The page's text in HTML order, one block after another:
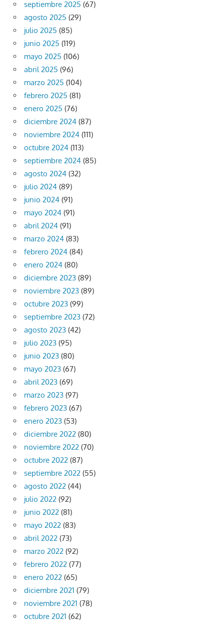
septiembre 2025 (67)
agosto 2025 (29)
julio 2025 (85)
junio 2025 (119)
mayo 2025 (106)
abril 2025 (96)
marzo 2025 (104)
febrero 2025 (81)
enero 2025 (76)
diciembre 2024 (87)
noviembre 2024 (111)
octubre 2024 (113)
septiembre 2024 (85)
agosto 2024 (32)
julio 2024 (89)
junio 2024 (91)
mayo 2024 (91)
abril 2024 (91)
marzo 2024 (83)
febrero 2024 (84)
enero 2024 (80)
diciembre 2023 (89)
noviembre 2023 (89)
octubre 2023 (99)
septiembre 2023 (72)
agosto 2023 (42)
julio 2023 (95)
junio 2023 (80)
mayo 2023 (67)
abril 2023 (69)
marzo 2023 (97)
febrero 2023 (67)
enero 2023 (53)
diciembre 2022 (80)
noviembre 2022 (70)
octubre 2022 (87)
septiembre 2022 (55)
agosto 2022 (44)
julio 2022 (92)
junio 2022 (81)
mayo 2022 (83)
abril 2022 (73)
marzo 2022 (92)
febrero 2022 (77)
enero 2022 (65)
diciembre 2021 (79)
noviembre 2021 (78)
octubre 2021 (62)